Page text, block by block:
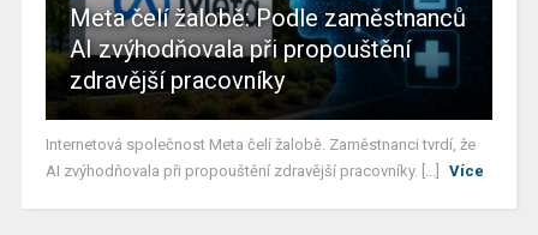
Meta čelí žalobě: Podle zaměstnanců
AI zvýhodňovala při propouštění
zdravější pracovníky
Internetová společnost Meta čelí žalobě. Zaměstnanci tvrdí, že
AI zvýhodňovala při propouštění zdravější pracovníky. [...]
Více